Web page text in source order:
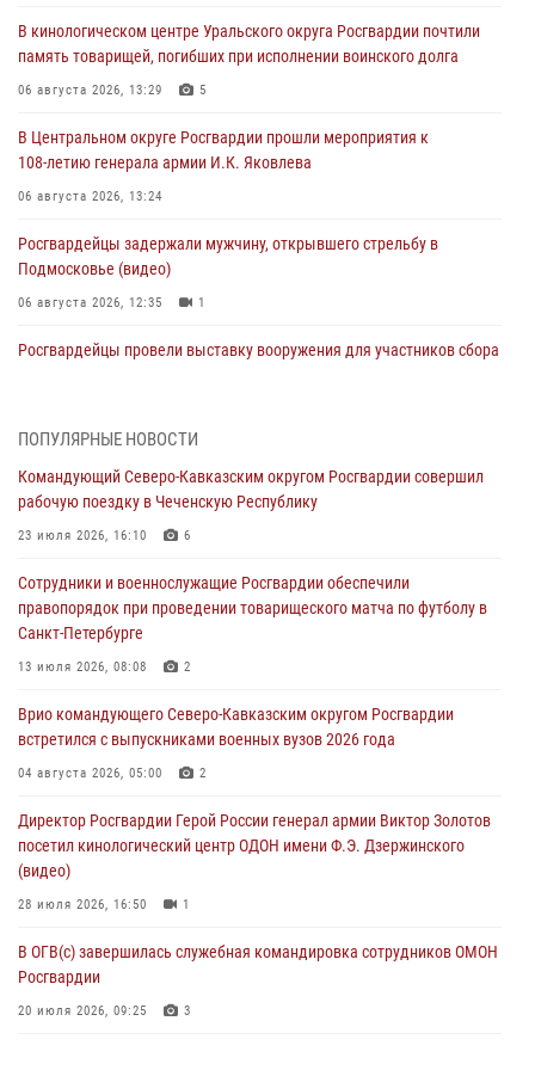
В кинологическом центре Уральского округа Росгвардии почтили
память товарищей, погибших при исполнении воинского долга
06 августа 2026, 13:29 5
В Центральном округе Росгвардии прошли мероприятия к
108‑летию генерала армии И.К. Яковлева
06 августа 2026, 13:24
Росгвардейцы задержали мужчину, открывшего стрельбу в
Подмосковье (видео)
06 августа 2026, 12:35 1
Росгвардейцы провели выставку вооружения для участников сбора
второй годовщине вторжения ВСУ на территорию области
06 августа 2026, 11:56
угрожавшего подростку травматическим пистолетом
06 августа 2026, 11:33 1
В Зауралье при содействии СОБР Росгвардии ликвидирована
06 августа 2026, 11:27
В Москве росгвардейцы задержали троих мужчин, устроивших
06 августа 2026, 11:20 1
ПОПУЛЯРНЫЕ НОВОСТИ
Командующий Северо-Кавказским округом Росгвардии совершил
рабочую поездку в Чеченскую Республику
23 июля 2026, 16:10 6
Сотрудники и военнослужащие Росгвардии обеспечили
правопорядок при проведении товарищеского матча по футболу в
Санкт-Петербурге
13 июля 2026, 08:08 2
Врио командующего Северо-Кавказским округом Росгвардии
встретился с выпускниками военных вузов 2026 года
04 августа 2026, 05:00 2
Директор Росгвардии Герой России генерал армии Виктор Золотов
посетил кинологический центр ОДОН имени Ф.Э. Дзержинского
(видео)
28 июля 2026, 16:50 1
В ОГВ(с) завершилась служебная командировка сотрудников ОМОН
Росгвардии
20 июля 2026, 09:25 3